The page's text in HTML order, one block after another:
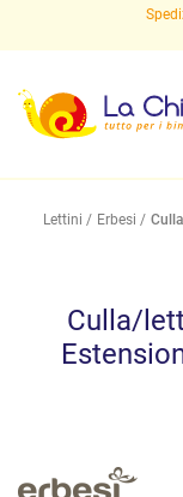
Lettini Erbesi
Culla/